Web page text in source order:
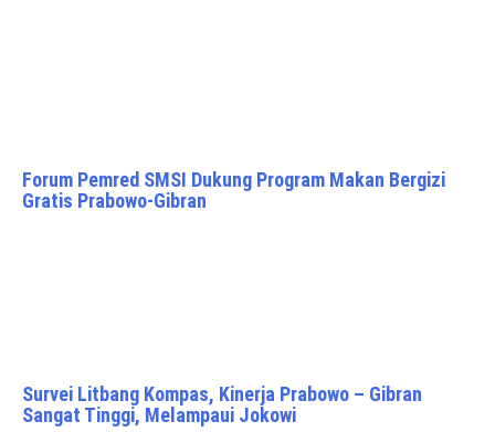
Forum Pemred SMSI Dukung Program Makan Bergizi
Gratis Prabowo-Gibran
Survei Litbang Kompas, Kinerja Prabowo – Gibran
Sangat Tinggi, Melampaui Jokowi